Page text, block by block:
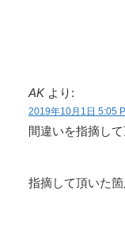
AK より:
2019年10月1日 5:05
間違いを指摘し
指摘して頂いた